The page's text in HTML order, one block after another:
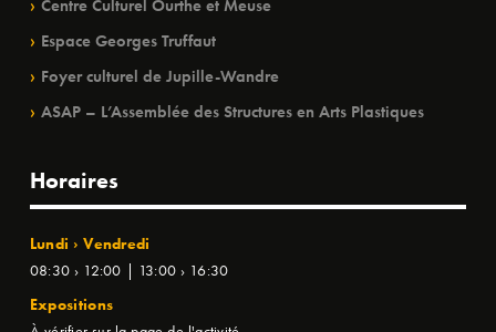
Centre Culturel Ourthe et Meuse
Espace Georges Truffaut
Foyer culturel de Jupille-Wandre
ASAP – L’Assemblée des Structures en Arts Plastiques
Horaires
Lundi › Vendredi
08:30 › 12:00 | 13:00 › 16:30
Expositions